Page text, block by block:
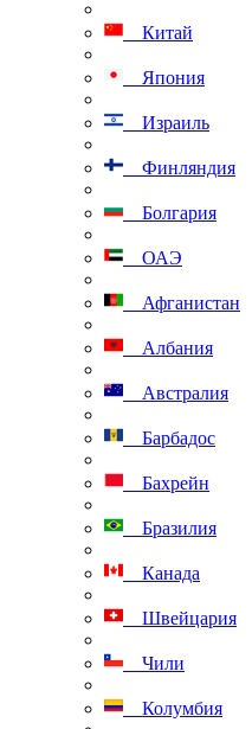
Китай
Япония
Израиль
Финляндия
Болгария
ОАЭ
Афганистан
Албания
Австралия
Барбадос
Бахрейн
Бразилия
Канада
Швейцария
Чили
Колумбия